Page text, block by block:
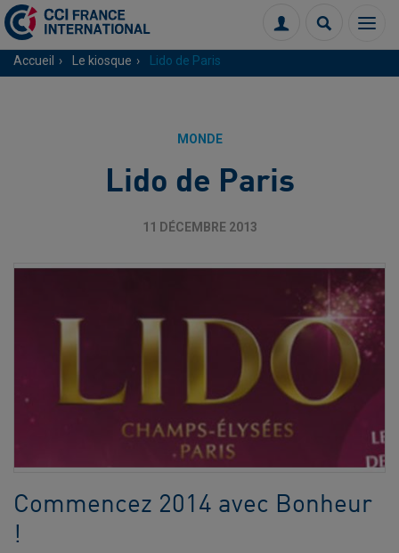
Menu
Connexion
Accueil Le kiosque Lido de Paris
MONDE
Lido de Paris
11 DÉCEMBRE 2013
Commencez 2014 avec Bonheur
!